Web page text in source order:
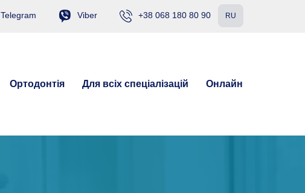
Telegram Viber +38 068 180 80 90 RU
Ортодонтія Для всіх спеціалізацій Онлайн